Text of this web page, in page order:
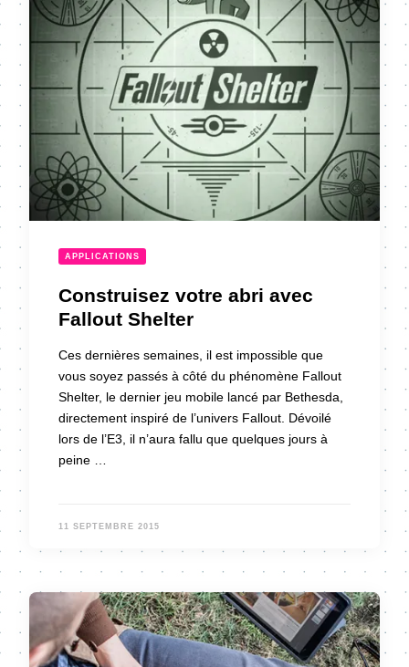
APPLICATIONS
Construisez votre abri avec
Fallout Shelter
Ces dernières semaines, il est impossible que
vous soyez passés à côté du phénomène Fallout
Shelter, le dernier jeu mobile lancé par Bethesda,
directement inspiré de l’univers Fallout. Dévoilé
lors de l’E3, il n’aura fallu que quelques jours à
peine …
11 SEPTEMBRE 2015